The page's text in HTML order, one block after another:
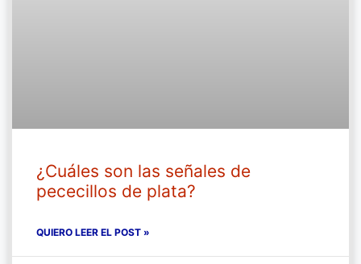
¿Cuáles son las señales de
pececillos de plata?
QUIERO LEER EL POST »